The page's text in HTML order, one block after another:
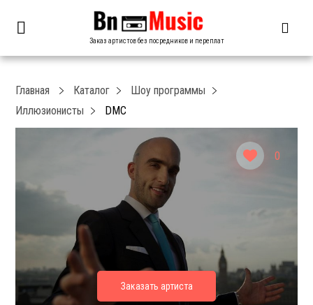
Заказ артистов без посредников и переплат
0
Главная Каталог
Шоу программы
Иллюзионисты
DMC